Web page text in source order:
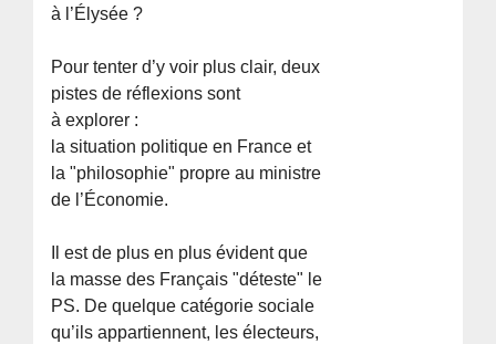
à l’Élysée ?
Pour tenter d’y voir plus clair, deux
pistes de réflexions sont
à explorer :
la situation politique en France et
la "philosophie" propre au ministre
de l’Économie.
Il est de plus en plus évident que
la masse des Français "déteste" le
PS. De quelque catégorie sociale
qu’ils appartiennent, les électeurs,